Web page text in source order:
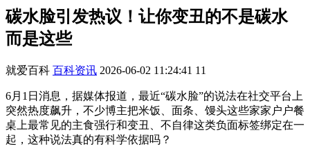
碳水脸引发热议！让你变丑的不是碳水
而是这些
就爱百科 百科资讯 2026-06-02 11:24:41 11
6月1日消息，据媒体报道，最近“碳水脸”的说法在社交平台上
突然热度飙升，不少博主把米饭、面条、馒头这些家家户户餐
桌上最常见的主食强行和变丑、不自律这类负面标签绑定在一
起，这种说法真的有科学依据吗？